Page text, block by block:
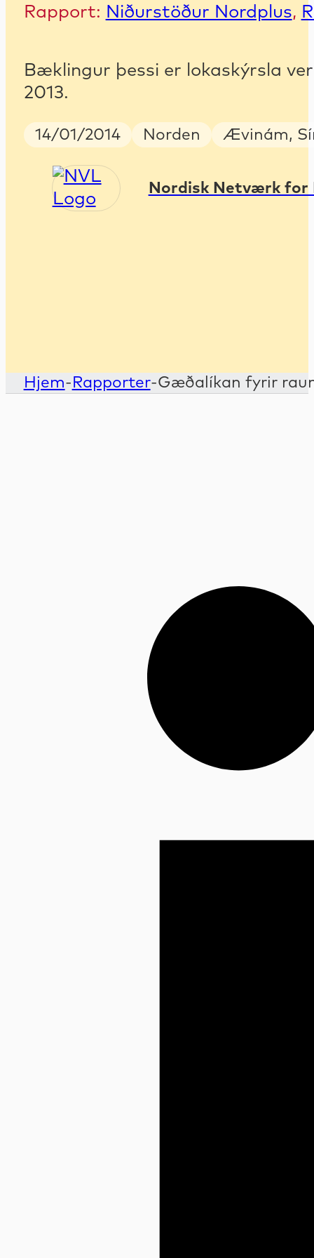
Rapport: Niðurstöður Nordplus,
Bæklingur þessi er lokaskýrsla
2013.
Publish Date
14/01/2014 Country
Norden Keywords
Ævinám,
Nordisk Netværk for
Hjem- Rapporter-Gæðalíkan fyrir